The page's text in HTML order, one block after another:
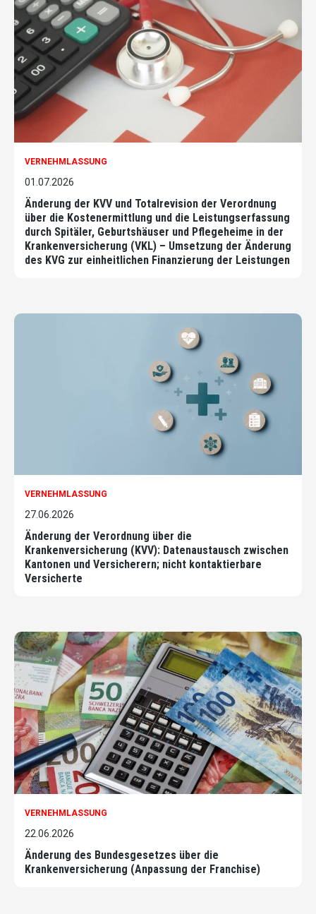
VERNEHMLASSUNG
01.07.2026
Änderung der KVV und Totalrevision der Verordnung
über die Kostenermittlung und die Leistungserfassung
durch Spitäler, Geburtshäuser und Pflegeheime in der
Krankenversicherung (VKL) – Umsetzung der Änderung
des KVG zur einheitlichen Finanzierung der Leistungen
VERNEHMLASSUNG
27.06.2026
Änderung der Verordnung über die
Krankenversicherung (KVV): Datenaustausch zwischen
Kantonen und Versicherern; nicht kontaktierbare
Versicherte
VERNEHMLASSUNG
22.06.2026
Änderung des Bundesgesetzes über die
Krankenversicherung (Anpassung der Franchise)